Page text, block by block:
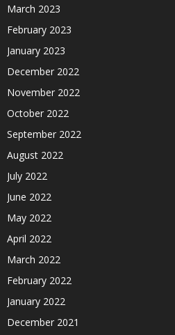
March 2023
February 2023
January 2023
December 2022
November 2022
October 2022
September 2022
August 2022
July 2022
June 2022
May 2022
April 2022
March 2022
February 2022
January 2022
December 2021